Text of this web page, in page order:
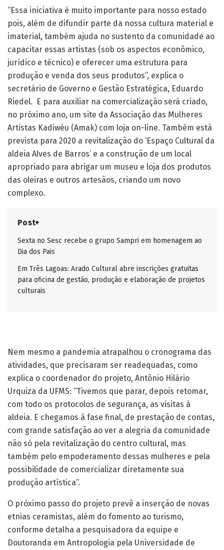
“Essa iniciativa é muito importante para nosso estado
pois, além de difundir parte da nossa cultura material e
imaterial, também ajuda no sustento da comunidade ao
capacitar essas artistas (sob os aspectos econômico,
jurídico e técnico) e oferecer uma estrutura para
produção e venda dos seus produtos”, explica o
secretário de Governo e Gestão Estratégica, Eduardo
Riedel. E para auxiliar na comercialização será criado,
no próximo ano, um site da Associação das Mulheres
Artistas Kadiwéu (Amak) com loja on-line. Também está
prevista para 2020 a revitalização do ‘Espaço Cultural da
aldeia Alves de Barros’ e a construção de um local
apropriado para abrigar um museu e loja dos produtos
das oleiras e outros artesãos, criando um novo
complexo.
Post+
Sexta no Sesc recebe o grupo Sampri em homenagem ao
Dia dos Pais
Em Três Lagoas: Arado Cultural abre inscrições gratuitas
para oficina de gestão, produção e elaboração de projetos
culturais
Nem mesmo a pandemia atrapalhou o cronograma das
atividades, que precisaram ser readequadas, como
explica o coordenador do projeto, Antônio Hilário
Urquiza da UFMS: “Tivemos que parar, depois retomar,
com todo os protocolos de segurança, as visitas à
aldeia. E chegamos à fase final, de prestação de contas,
com grande satisfação ao ver a alegria da comunidade
não só pela revitalização do centro cultural, mas
também pelo empoderamento dessas mulheres e pela
possibilidade de comercializar diretamente sua
produção artística”.
O próximo passo do projeto prevê a inserção de novas
etnias ceramistas, além do fomento ao turismo,
conforme detalha a pesquisadora da equipe e
Doutoranda em Antropologia pela Universidade de